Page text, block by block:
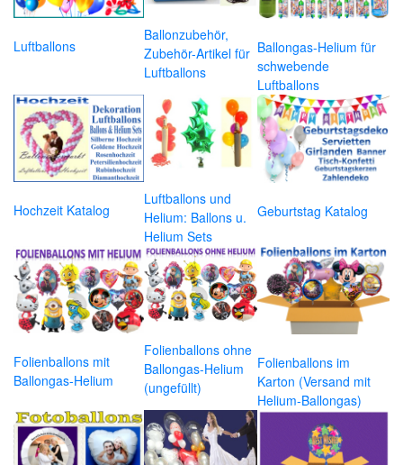
Luftballons
Ballonzubehör,
Zubehör-Artikel für
Luftballons
Ballongas-Helium für
schwebende
Luftballons
Hochzeit Katalog
Luftballons und
Helium: Ballons u.
Helium Sets
Geburtstag Katalog
Folienballons mit
Ballongas-Helium
Folienballons ohne
Ballongas-Helium
(ungefüllt)
Folienballons im
Karton (Versand mit
Helium-Ballongas)